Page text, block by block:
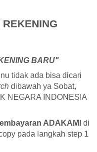
BARU"
tidak ada bisa dicari
dibawah ya Sobat,
NEGARA INDONESIA
ADAKAMI di
pada langkah step 1